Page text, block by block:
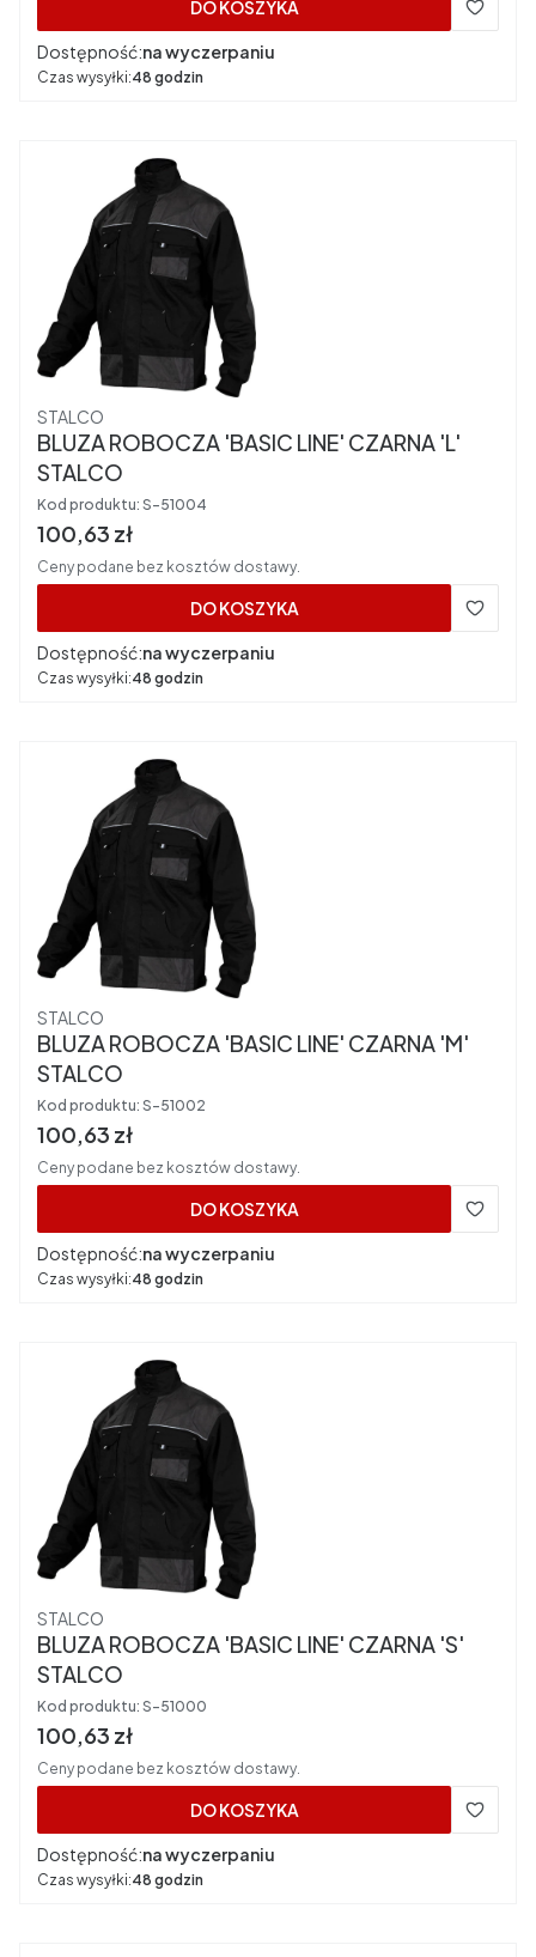
DO KOSZYKA
Dostępność:na wyczerpaniu
Czas wysyłki:48 godzin
Producent
STALCO
BLUZA ROBOCZA 'BASIC LINE' CZARNA 'L'
STALCO
Kod produktu: S-51004
Cena brutto
100,63 zł
Ceny podane bez kosztów dostawy.
DO KOSZYKA
Dostępność:na wyczerpaniu
Czas wysyłki:48 godzin
Producent
STALCO
BLUZA ROBOCZA 'BASIC LINE' CZARNA 'M'
STALCO
Kod produktu: S-51002
Cena brutto
100,63 zł
Ceny podane bez kosztów dostawy.
DO KOSZYKA
Dostępność:na wyczerpaniu
Czas wysyłki:48 godzin
Producent
STALCO
BLUZA ROBOCZA 'BASIC LINE' CZARNA 'S'
STALCO
Kod produktu: S-51000
Cena brutto
100,63 zł
Ceny podane bez kosztów dostawy.
DO KOSZYKA
Dostępność:na wyczerpaniu
Czas wysyłki:48 godzin